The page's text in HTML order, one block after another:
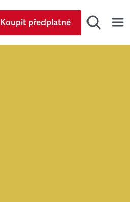
Koupit předplatné